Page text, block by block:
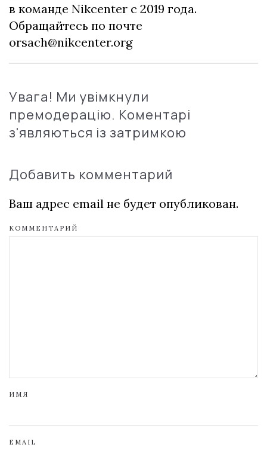
в команде Nikcenter с 2019 года.
Обращайтесь по почте
orsach@nikcenter.org
Увага! Ми увімкнули
премодерацію. Коментарі
з'являються із затримкою
Добавить комментарий
Ваш адрес email не будет опубликован.
КОММЕНТАРИЙ
ИМЯ
EMAIL